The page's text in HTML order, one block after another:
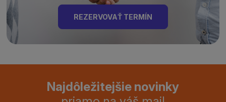
REZERVOVAŤ TERMÍN
Najdôležitejšie novinky